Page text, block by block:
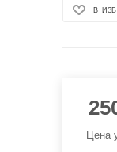
В
Цена